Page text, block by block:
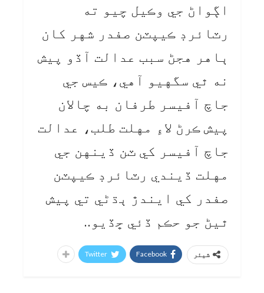
اڳواڻ جي وڪيل چيو ته
رٽائرڊ ڪيپٽن صفدر شهر کان
ٻاهر هجڻ سبب عدالت آڏو پيش
نه ٿي سگهيو آهي، ڪيس جي
جاچ آفيسر طرفان به چالان
پيش ڪرڻ لاءِ مهلت طلب، عدالت
جاچ آفيسر کي ٽن ڏينهن جي
مهلت ڏيندي رٽائرڊ ڪيپٽن
صفدر کي ايندڙ ٻڌڻي تي پيش
ٿيڻ جو حڪم ڏئي ڇڏيو..
شیئر Facebook
Twitter